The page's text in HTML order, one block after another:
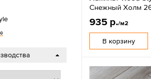
Снежный Холм
935 р./м2
В корзину